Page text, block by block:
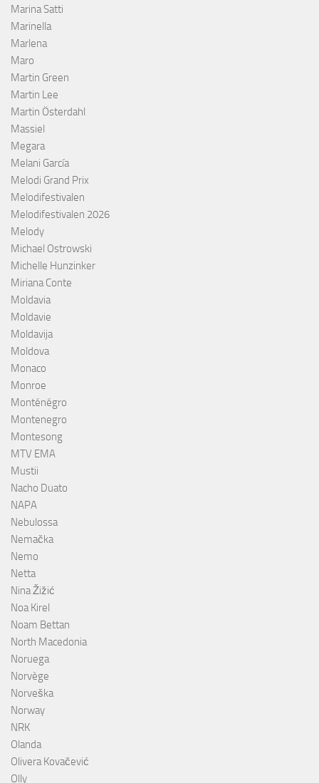
Marina Satti
Marinella
Marlena
Maro
Martin Green
Martin Lee
Martin Österdahl
Massiel
Megara
Melani García
Melodi Grand Prix
Melodifestivalen
Melodifestivalen 2026
Melody
Michael Ostrowski
Michelle Hunzinker
Miriana Conte
Moldavia
Moldavie
Moldavija
Moldova
Monaco
Monroe
Monténégro
Montenegro
Montesong
MTV EMA
Mustii
Nacho Duato
NAPA
Nebulossa
Nemačka
Nemo
Netta
Nina Žižić
Noa Kirel
Noam Bettan
North Macedonia
Noruega
Norvège
Norveška
Norway
NRK
Olanda
Olivera Kovačević
Olly